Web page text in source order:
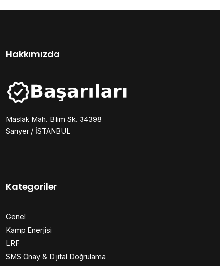
Hakkımızda
Maslak Mah. Bilim Sk. 34398
Sarıyer / İSTANBUL
Kategoriler
Genel
Kamp Enerjisi
LRF
SMS Onay & Dijital Doğrulama